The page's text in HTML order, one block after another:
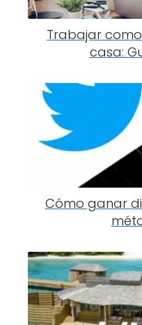
Trabajar
casa:
Cómo ganar